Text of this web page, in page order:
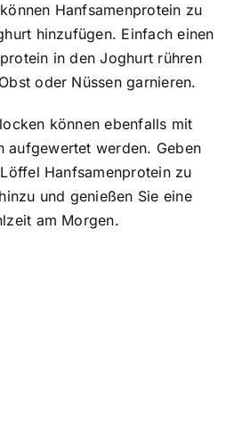
Hanfsamenprotein zu
hinzufügen. Einfach einen
in den Joghurt rühren
oder Nüssen garnieren.
können ebenfalls mit
aufgewertet werden. Geben
Hanfsamenprotein zu
und genießen Sie eine
am Morgen.